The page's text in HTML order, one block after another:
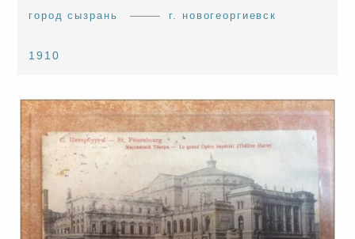
город сызрань г. новогеоргиевск
1910